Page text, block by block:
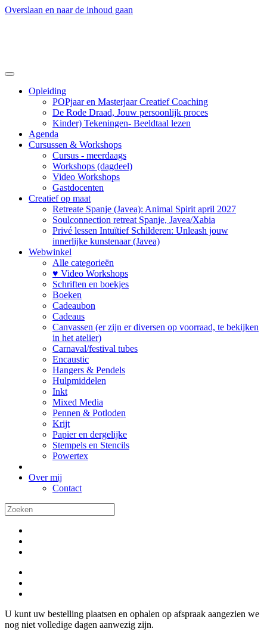
Overslaan en naar de inhoud gaan
Opleiding
POPjaar en Masterjaar Creatief Coaching
De Rode Draad, Jouw persoonlijk proces
Kinder) Tekeningen- Beeldtaal lezen
Agenda
Cursussen & Workshops
Cursus - meerdaags
Workshops (dagdeel)
Video Workshops
Gastdocenten
Creatief op maat
Retreate Spanje (Javea): Animal Spirit april 2027
Soulconnection retreat Spanje, Javea/Xabia
Privé lessen Intuïtief Schilderen: Unleash jouw
innerlijke kunstenaar (Javea)
Webwinkel
Alle categorieën
♥ Video Workshops
Schriften en boekjes
Boeken
Cadeaubon
Cadeaus
Canvassen (er zijn er diversen op voorraad, te bekijken
in het atelier)
Carnaval/festival tubes
Encaustic
Hangers & Pendels
Hulpmiddelen
Inkt
Mixed Media
Pennen & Potloden
Krijt
Papier en dergelijke
Stempels en Stencils
Powertex
Over mij
Contact
U kunt uw bestelling plaatsen en ophalen op afspraak aangezien we
nog niet volledige dagen aanwezig zijn.